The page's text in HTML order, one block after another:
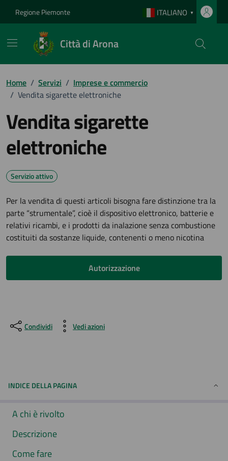
Regione Piemonte ITALIANO ▼
Città di Arona
Home / Servizi / Imprese e commercio
/ Vendita sigarette elettroniche
Vendita sigarette
elettroniche
Servizio attivo
Per la vendita di questi articoli bisogna fare distinzione tra la
parte “strumentale”, cioè il dispositivo elettronico, batterie e
relativi ricambi, e i prodotti da inalazione senza combustione
costituiti da sostanze liquide, contenenti o meno nicotina
Autorizzazione
Condividi Vedi azioni
INDICE DELLA PAGINA
A chi è rivolto
Descrizione
Come fare